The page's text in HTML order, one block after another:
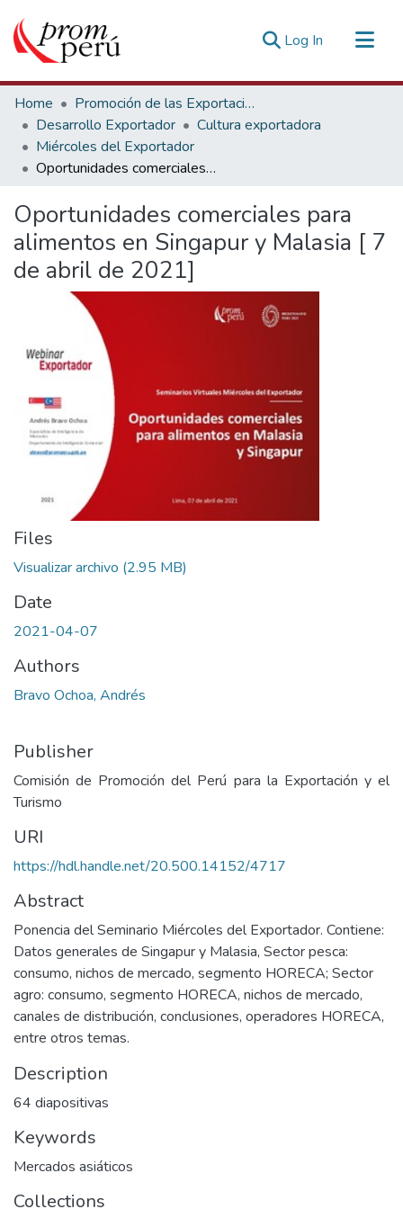
Log In (current)
Communities & Collections
All of DSpace
Statistics
Estadísticas Externas
Home
Promoción de las Exportaciones
Desarrollo Exportador
Cultura exportadora
Miércoles del Exportador
Oportunidades comerciales para alimentos en Singapur y Malasia [ 7 de abril de 2021]
Oportunidades comerciales para
alimentos en Singapur y Malasia [ 7
de abril de 2021]
Files
Visualizar archivo (2.95 MB)
Date
2021-04-07
Authors
Bravo Ochoa, Andrés
Publisher
Comisión de Promoción del Perú para la Exportación y el
Turismo
URI
https://hdl.handle.net/20.500.14152/4717
Abstract
Ponencia del Seminario Miércoles del Exportador. Contiene:
Datos generales de Singapur y Malasia, Sector pesca:
consumo, nichos de mercado, segmento HORECA; Sector
agro: consumo, segmento HORECA, nichos de mercado,
canales de distribución, conclusiones, operadores HORECA,
entre otros temas.
Description
64 diapositivas
Keywords
Mercados asiáticos
Collections